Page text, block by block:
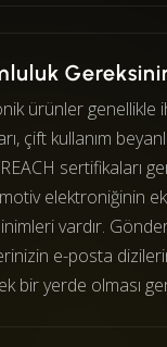
ürünler genellikle
çift kullanım
sertifikaları
elektroniğinin
vardır.
e-posta
bir yerde olması